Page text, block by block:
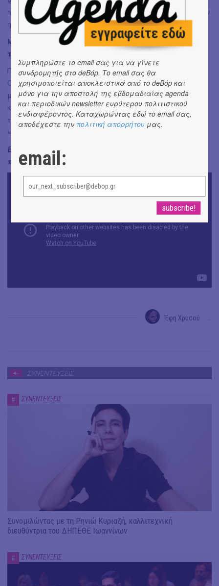
πλαίσια από ότι έκανα μέχρι τώρα. Το Skrow Theater ήταν
η αρχή.
Μαράκι παίζουν οι Pearl Jam στο Μιλάνο τον Ιούνιο. Τα
παρατάμε όλα και πάμε;;;
Πάμε, μόνο να μην πέσει πάνω στη συναυλία του Cave.
Όταν είχαν έρθει το 2006 έπεσα πάνω στον πρώτο μου
μεγάλο έρωτα. Πέρασε ακριβώς από δίπλα μου με την
καινούρια του αγάπη. Άσε. Δεν χάρηκα ούτε μισό
τραγούδι. Μα τι γκαντεμιά!! Άλλα όπως λέει και ο Eddie:
«Don’t it make you smile, when the sun don’t shine?»
Ευχαριστούμε τη Μυρτώ Αποστολίδου για την
παραχώρηση της φωτογραφίας εξωφύλλου
Έφη Χρυσού
ΣΥΝΕΝΤΕΥΞΕΙΣ
# ΣΥΝΕΝΤΕΥΞΕΙΣ
Συνομιλώντας με τη Ρηνιώ Κυριαζή, καλλιτεχνική
διευθύντρια του ΔΗΠΕΘΕ Ιωαννίνων
# ΣΥΝΕΝΤΕΥΞΕΙΣ
Συμπληρώστε το email σας για να γίνετε
συνδρομητής στο deBόp. Το email σας θα
χρησιμοποιείται αποκλειστικά από το deBόp και
μόνο για την αποστολή της εβδομαδιαίας agenda
και περιοδικών newsletter ευρύτερου πολιτιστικού
ενδιαφέροντος. Καταχωρώντας εδώ το email σας,
αποδέχεστε την πολιτική απορρήτου μας.
email: